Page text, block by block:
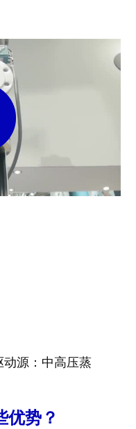
源：中高压蒸
优势？